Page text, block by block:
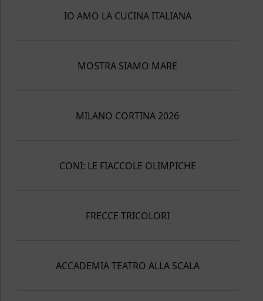
IO AMO LA CUCINA ITALIANA
MOSTRA SIAMO MARE
MILANO CORTINA 2026
CONI: LE FIACCOLE OLIMPICHE
FRECCE TRICOLORI
ACCADEMIA TEATRO ALLA SCALA